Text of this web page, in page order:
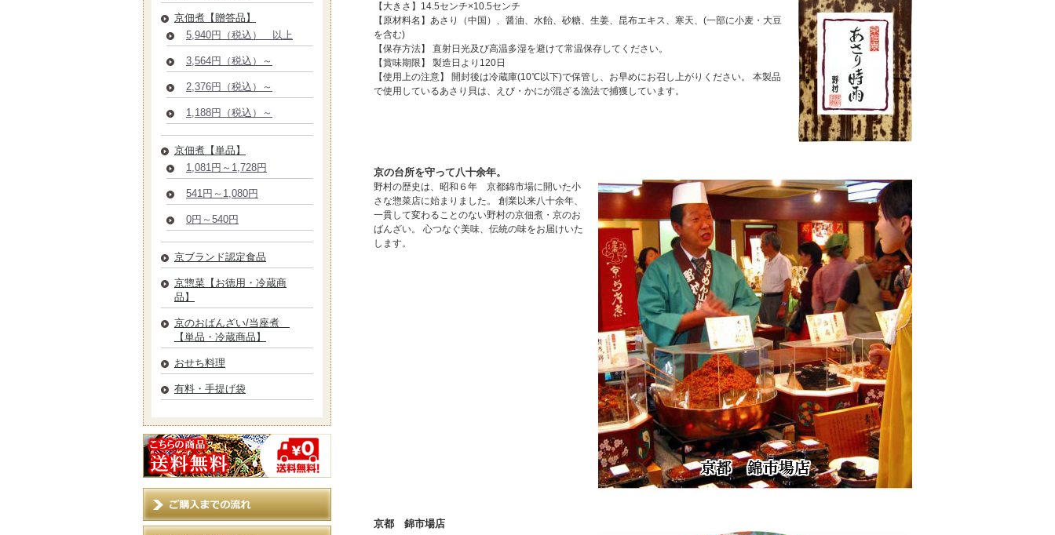
京佃煮【贈答品】
5,940円（税込） 以上
3,564円（税込）～
2,376円（税込）～
1,188円（税込）～
京佃煮【単品】
1,081円～1,728円
541円～1,080円
0円～540円
京ブランド認定食品
京惣菜【お徳用・冷蔵商
品】
京のおばんざい/当座煮
【単品・冷蔵商品】
おせち料理
有料・手提げ袋
【大きさ】14.5センチ×10.5センチ
【原材料名】あさり（中国）、醤油、水飴、砂糖、生姜、昆布エキス、寒天、(一部に小麦・大豆
を含む)
【保存方法】 直射日光及び高温多湿を避けて常温保存してください。
【賞味期限】 製造日より120日
【使用上の注意】 開封後は冷蔵庫(10℃以下)で保管し、お早めにお召し上がりください。 本製品
で使用しているあさり貝は、えび・かにが混ざる漁法で捕獲しています。
京の台所を守って八十余年。
野村の歴史は、昭和６年 京都錦市場に開いた小
さな惣菜店に始まりました。 創業以来八十余年、
一貫して変わることのない野村の京佃煮・京のお
ばんざい。 心つなぐ美味、伝統の味をお届けいた
します。
京都 錦市場店